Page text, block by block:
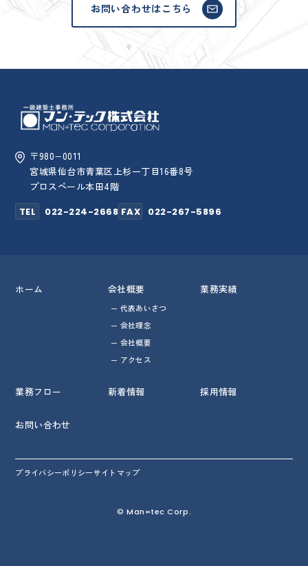
お問い合わせはこちら
〒980−0011
宮城県仙台市青葉区上杉一丁目16番8号
プロスペール本田4階
TEL
022-224-2668 FAX 022-267-5896
ホーム 会社概要
代表あいさつ
会社理念
会社概要
アクセス
業務実績
業務フロー 新着情報 採用情報
お問い合わせ
プライバシーポリシーサイトマップ
© Man=tec Corp.